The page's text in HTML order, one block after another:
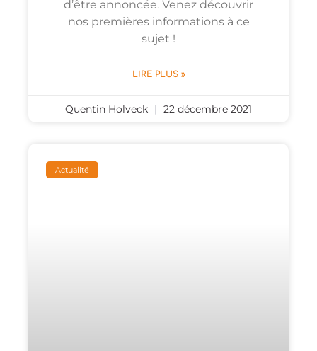
d’être annoncée. Venez découvrir
nos premières informations à ce
sujet !
LIRE PLUS »
Quentin Holveck 22 décembre 2021
Actualité